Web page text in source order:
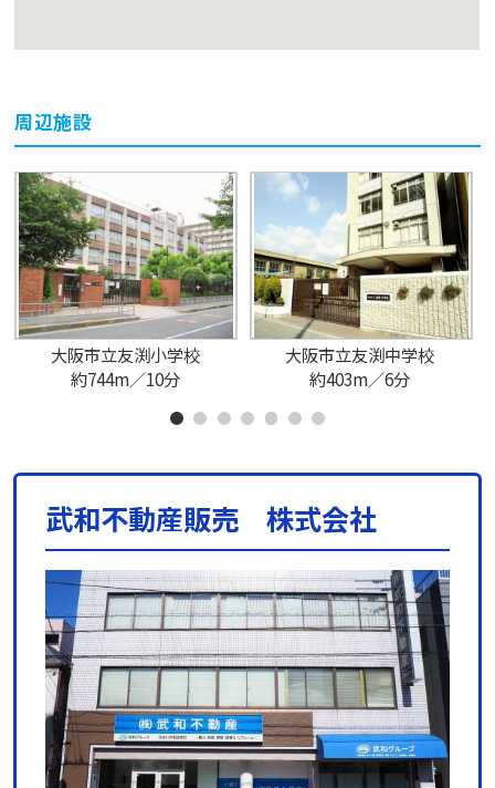
周辺施設
大阪市立友渕小学校
約744m／10分
大阪市立友渕中学校
約403m／6分
武和不動産販売 株式会社